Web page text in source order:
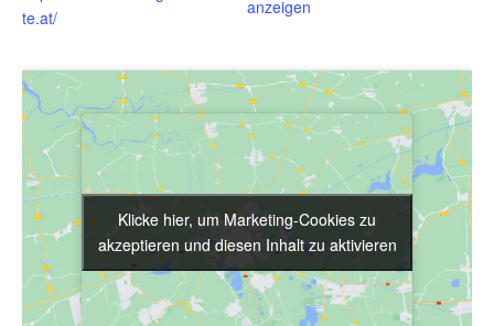
te.at/
anzeigen
Klicke hier, um Marketing-Cookies zu
akzeptieren und diesen Inhalt zu aktivieren
Klicke hier, um Marketing-Cookies zu
akzeptieren und diesen Inhalt zu aktivieren